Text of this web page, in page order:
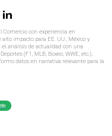
Comercio con experiencia en
impacto para EE. UU., México y
análisis de actualidad con una
(F1, MLB, Boxeo, WWE, etc.),
datos en narrativa relevante para la